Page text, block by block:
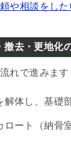
や相談をし
撤去・更地化
れで進みます
解体し、基礎
ロート（納骨